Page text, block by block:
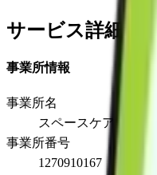
サービス詳細
事業所情報
事業所名
スペースケア千葉北
事業所番号
1270910167